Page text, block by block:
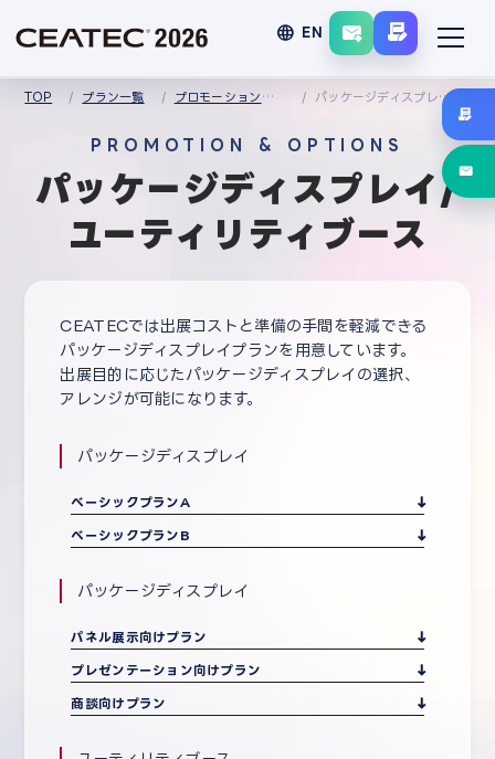
language EN
TOP プラン一覧 プロモーション＆オプションメニュー パッケージディスプレイ/ユーティリティブース
PROMOTION & OPTIONS
パッケージディスプレイ/
ユーティリティブース
CEATECでは出展コストと準備の手間を軽減できる
パッケージディスプレイプランを用意しています。
出展目的に応じたパッケージディスプレイの選択、
アレンジが可能になります。
パッケージディスプレイ
ベーシックプランA
ベーシックプランB
パッケージディスプレイ
パネル展示向けプラン
プレゼンテーション向けプラン
商談向けプラン